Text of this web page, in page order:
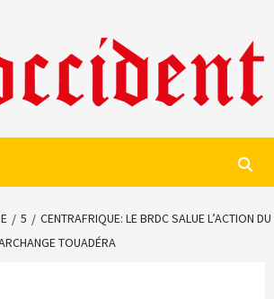
5
CENTRAFRIQUE: LE BRDC SALUE L’ACTION DU
TOUADÉRA